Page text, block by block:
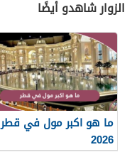
الزوار شاهدو أيضًا
ما هو اكبر مول في قطر
2026